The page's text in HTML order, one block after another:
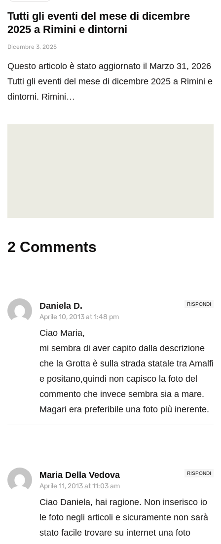
Tutti gli eventi del mese di dicembre
2025 a Rimini e dintorni
Dicembre 3, 2025
Questo articolo è stato aggiornato il Marzo 31, 2026
Tutti gli eventi del mese di dicembre 2025 a Rimini e
dintorni. Rimini…
2 Comments
RISPONDI
Daniela D.
Aprile 10, 2013 at 1:48 pm
Ciao Maria,
mi sembra di aver capito dalla descrizione
che la Grotta è sulla strada statale tra Amalfi
e positano,quindi non capisco la foto del
commento che invece sembra sia a mare.
Magari era preferibile una foto più inerente.
RISPONDI
Maria Della Vedova
Aprile 11, 2013 at 11:03 am
Ciao Daniela, hai ragione. Non inserisco io
le foto negli articoli e sicuramente non sarà
stato facile trovare su internet una foto